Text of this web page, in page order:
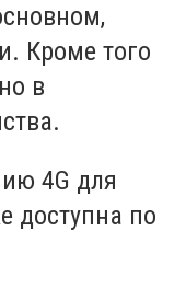
Кроме того
в
4G для
доступна по